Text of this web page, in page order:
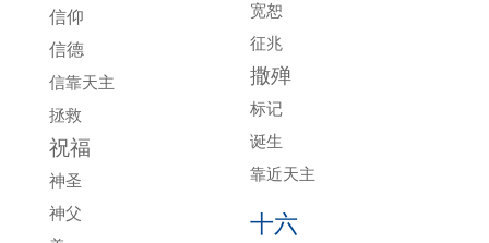
信仰
信德
信靠天主
拯救
祝福
神圣
神父
宽恕
征兆
撒殚
标记
诞生
靠近天主
十六